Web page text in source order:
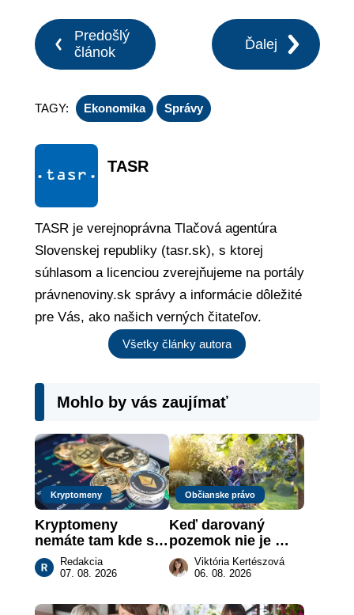
Predošlý
článok
Ďalej
TAGY: Ekonomika Správy
TASR
TASR je verejnoprávna Tlačová agentúra
Slovenskej republiky (tasr.sk), s ktorej
súhlasom a licenciou zverejňujeme na portály
právnenoviny.sk správy a informácie dôležité
pre Vás, ako našich verných čitateľov.
Všetky články autora
Mohlo by vás zaujímať
Kryptomeny
Kryptomeny
nemáte tam kde si
myslíte: Viete, kde
sa naozaj
Redakcia
07. 08. 2026
Občianske právo
Keď darovaný
pozemok nie je
„hotová vec“: kedy
môže darca žiadať
Viktória Kertészová
06. 08. 2026